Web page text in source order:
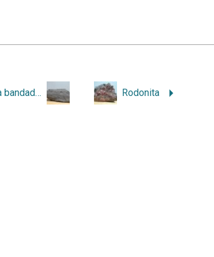
Formação ferrífera bandada BIF Rodonita